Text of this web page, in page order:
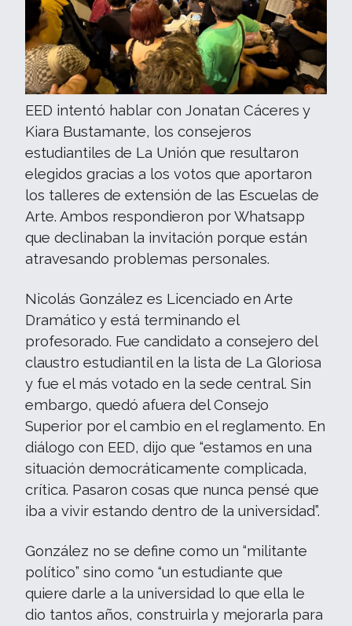
EED intentó hablar con Jonatan Cáceres y
Kiara Bustamante, los consejeros
estudiantiles de La Unión que resultaron
elegidos gracias a los votos que aportaron
los talleres de extensión de las Escuelas de
Arte. Ambos respondieron por Whatsapp
que declinaban la invitación porque están
atravesando problemas personales.
Nicolás González es Licenciado en Arte
Dramático y está terminando el
profesorado. Fue candidato a consejero del
claustro estudiantil en la lista de La Gloriosa
y fue el más votado en la sede central. Sin
embargo, quedó afuera del Consejo
Superior por el cambio en el reglamento. En
diálogo con EED, dijo que “estamos en una
situación democráticamente complicada,
crítica. Pasaron cosas que nunca pensé que
iba a vivir estando dentro de la universidad”.
González no se define como un “militante
político” sino como “un estudiante que
quiere darle a la universidad lo que ella le
dio tantos años, construirla y mejorarla para